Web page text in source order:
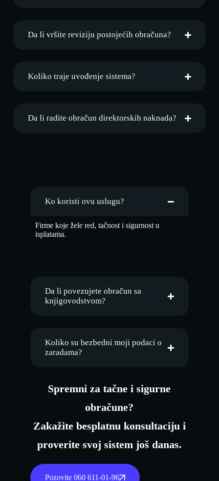
Da li vršite reviziju postojećih obračuna?
Koliko traje uvođenje sistema?
Da li radite obračun direktorskih naknada?
Ko koristi ovu uslugu?
Firme koje žele red, tačnost i sigurnost u
isplatama.
Da li povezujete obračun sa
knjigovodstvom?
Koliko su bezbedni moji podaci o
zaradama?
Spremni za tačne i sigurne
obračune?
Zakažite besplatnu konsultaciju i
proverite svoj sistem još danas.
Pozovite 060 611-01-96